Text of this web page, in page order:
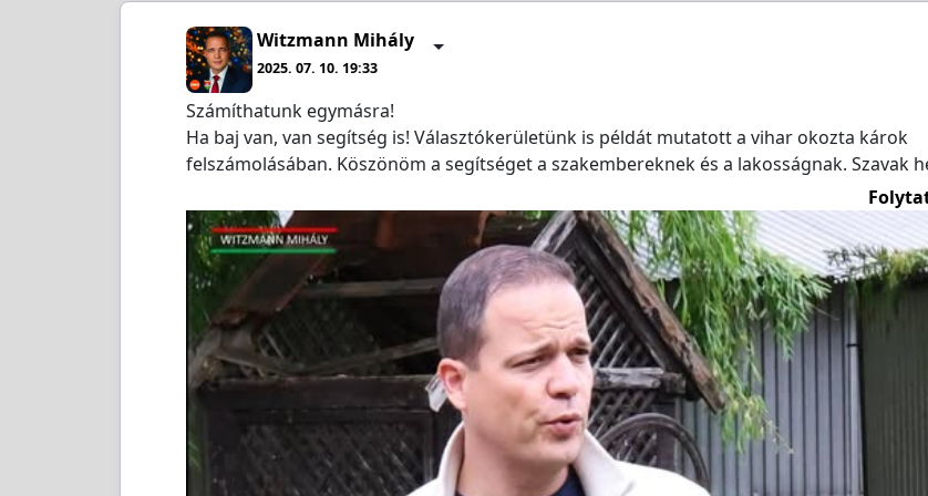
Witzmann Mihály
2025. 07. 10. 19:33
Számíthatunk egymásra!
Ha baj van, van segítség is! Választókerületünk is példát mutatott a vihar okozta károk
felszámolásában. Köszönöm a segítséget a szakembereknek és a lakosságnak. Szavak